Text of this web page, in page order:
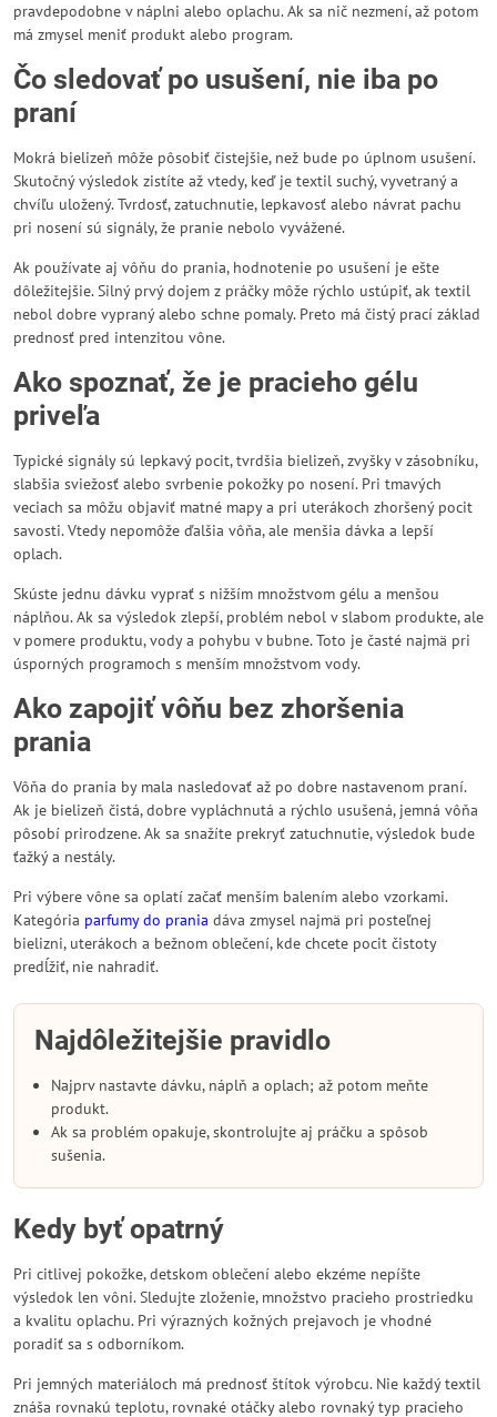
pravdepodobne v náplni alebo oplachu. Ak sa nič nezmení, až potom
má zmysel meniť produkt alebo program.
Čo sledovať po usušení, nie iba po
praní
Mokrá bielizeň môže pôsobiť čistejšie, než bude po úplnom usušení.
Skutočný výsledok zistíte až vtedy, keď je textil suchý, vyvetraný a
chvíľu uložený. Tvrdosť, zatuchnutie, lepkavosť alebo návrat pachu
pri nosení sú signály, že pranie nebolo vyvážené.
Ak používate aj vôňu do prania, hodnotenie po usušení je ešte
dôležitejšie. Silný prvý dojem z práčky môže rýchlo ustúpiť, ak textil
nebol dobre vypraný alebo schne pomaly. Preto má čistý prací základ
prednosť pred intenzitou vône.
Ako spoznať, že je pracieho gélu
priveľa
Typické signály sú lepkavý pocit, tvrdšia bielizeň, zvyšky v zásobníku,
slabšia sviežosť alebo svrbenie pokožky po nosení. Pri tmavých
veciach sa môžu objaviť matné mapy a pri uterákoch zhoršený pocit
savosti. Vtedy nepomôže ďalšia vôňa, ale menšia dávka a lepší
oplach.
Skúste jednu dávku vyprať s nižším množstvom gélu a menšou
náplňou. Ak sa výsledok zlepší, problém nebol v slabom produkte, ale
v pomere produktu, vody a pohybu v bubne. Toto je časté najmä pri
úsporných programoch s menším množstvom vody.
Ako zapojiť vôňu bez zhoršenia
prania
Vôňa do prania by mala nasledovať až po dobre nastavenom praní.
Ak je bielizeň čistá, dobre vypláchnutá a rýchlo usušená, jemná vôňa
pôsobí prirodzene. Ak sa snažíte prekryť zatuchnutie, výsledok bude
ťažký a nestály.
Pri výbere vône sa oplatí začať menším balením alebo vzorkami.
Kategória parfumy do prania dáva zmysel najmä pri posteľnej
bielizni, uterákoch a bežnom oblečení, kde chcete pocit čistoty
predĺžiť, nie nahradiť.
Najdôležitejšie pravidlo
Najprv nastavte dávku, náplň a oplach; až potom meňte
produkt.
Ak sa problém opakuje, skontrolujte aj práčku a spôsob
sušenia.
Kedy byť opatrný
Pri citlivej pokožke, detskom oblečení alebo ekzéme nepíšte
výsledok len vôni. Sledujte zloženie, množstvo pracieho prostriedku
a kvalitu oplachu. Pri výrazných kožných prejavoch je vhodné
poradiť sa s odborníkom.
Pri jemných materiáloch má prednosť štítok výrobcu. Nie každý textil
znáša rovnakú teplotu, rovnaké otáčky alebo rovnaký typ pracieho